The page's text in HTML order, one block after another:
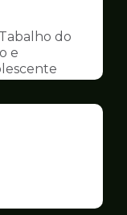
do
e